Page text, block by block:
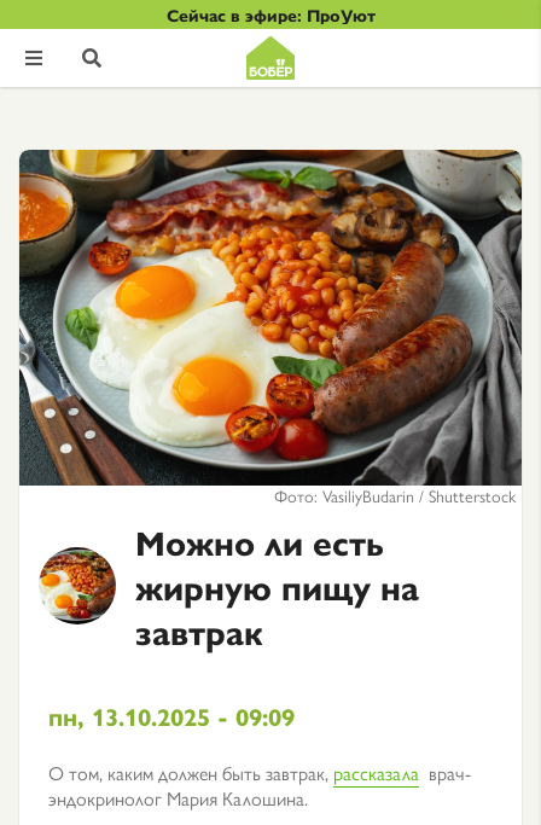
Сейчас в эфире: ПроУют
 
Фото: VasiliyBudarin / Shutterstock
Можно ли есть
жирную пищу на
завтрак
пн, 13.10.2025 - 09:09
О том, каким должен быть завтрак, рассказала врач-
эндокринолог Мария Калошина.